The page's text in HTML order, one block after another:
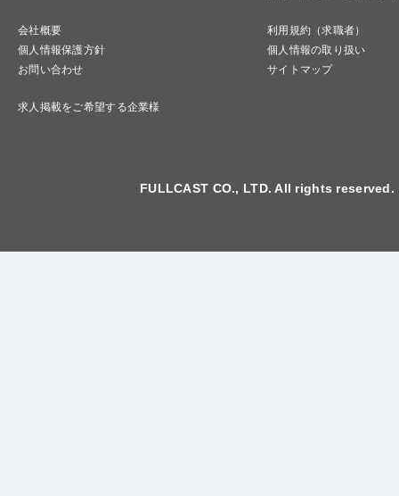
会社概要
利用規約（求職者）
個人情報保護方針
個人情報の取り扱い
お問い合わせ
サイトマップ
求人掲載をご希望する企業様
FULLCAST CO., LTD. All rights reserved.